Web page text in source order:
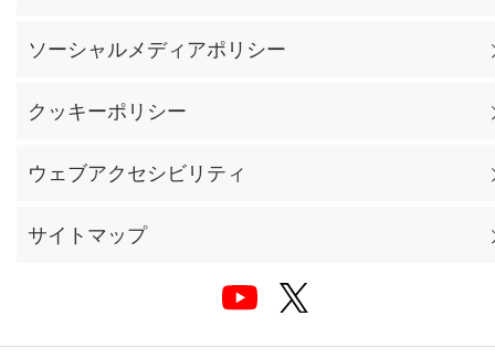
ソーシャルメディアポリシー
クッキーポリシー
ウェブアクセシビリティ
サイトマップ